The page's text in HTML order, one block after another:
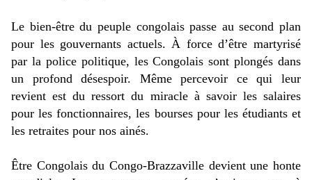
Le bien-être du peuple congolais passe au second plan
pour les gouvernants actuels. À force d’être martyrisé
par la police politique, les Congolais sont plongés dans
un profond désespoir. Même percevoir ce qui leur
revient est du ressort du miracle à savoir les salaires
pour les fonctionnaires, les bourses pour les étudiants et
les retraites pour nos ainés.
Être Congolais du Congo-Brazzaville devient une honte